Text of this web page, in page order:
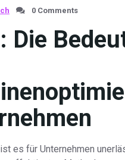
0 Comments
Die
es für Unternehmen